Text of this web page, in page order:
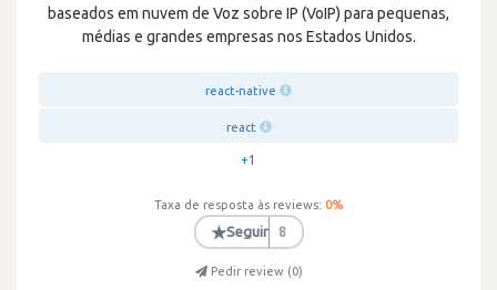
baseados em nuvem de Voz sobre IP (VoIP) para pequenas,
médias e grandes empresas nos Estados Unidos.
react-native
react
+1
Taxa de resposta às reviews: 0%
★Seguir 8
Pedir review (0)